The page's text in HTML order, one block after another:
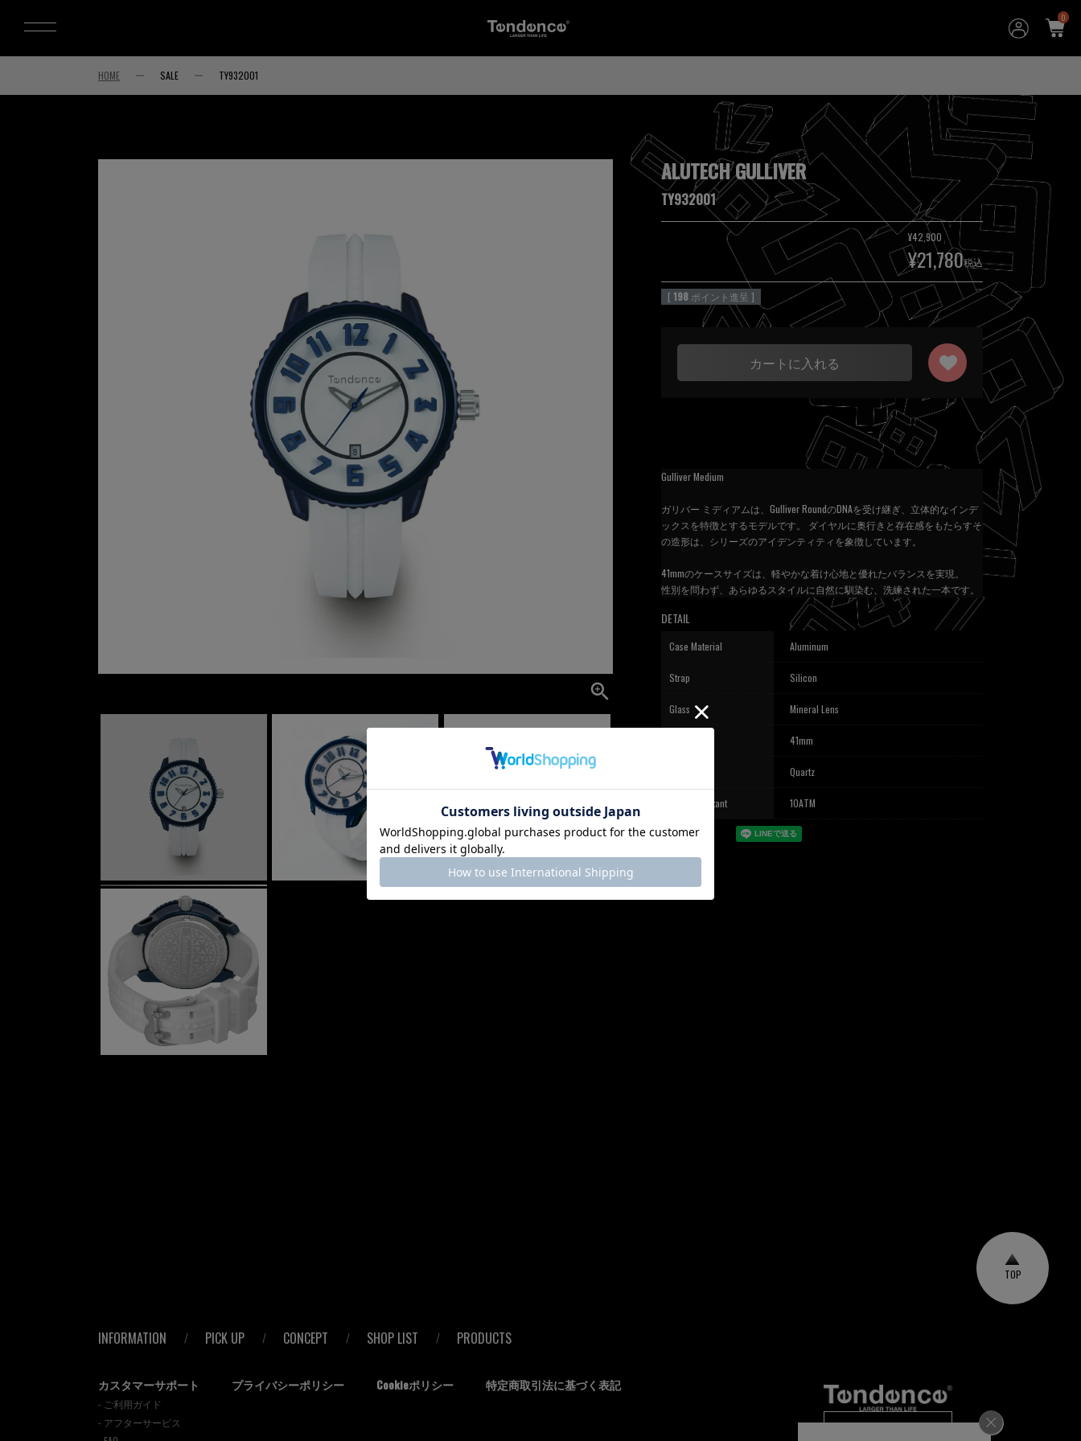
0
HOME SALE TY932001
ALUTECH GULLIVER
TY932001
¥42,900
¥21,780税込
[ 198 ポイント進呈 ]
カートに入れる
Gulliver Medium
ガリバー ミディアムは、Gulliver RoundのDNAを受け継ぎ、立体的なインデ
ックスを特徴とするモデルです。 ダイヤルに奥行きと存在感をもたらすそ
の造形は、シリーズのアイデンティティを象徴しています。
41mmのケースサイズは、軽やかな着け心地と優れたバランスを実現。
性別を問わず、あらゆるスタイルに自然に馴染む、洗練された一本です。
DETAIL
Case Material Aluminum
Strap Silicon
Glass Mineral Lens
41mm
Quartz
Water resistant 10ATM
TOP
メールマガジン登録
INFORMATION PICK UP CONCEPT SHOP LIST PRODUCTS
カスタマーサポート
- ご利用ガイド
- アフターサービス
プライバシーポリシー Cookieポリシー 特定商取引法に基づく表記